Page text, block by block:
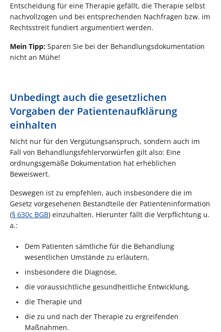
Entscheidung für eine Therapie gefällt, die Therapie selbst
nachvollzogen und bei entsprechenden Nachfragen bzw. im
Rechtsstreit fundiert argumentiert werden.
Mein Tipp: Sparen Sie bei der Behandlungsdokumentation
nicht an Mühe!
Unbedingt auch die gesetzlichen
Vorgaben der Patientenaufklärung
einhalten
Nicht nur für den Vergütungsanspruch, sondern auch im
Fall von Behandlungsfehlervorwürfen gilt also: Eine
ordnungsgemäße Dokumentation hat erheblichen
Beweiswert.
Deswegen ist zu empfehlen, auch insbesondere die im
Gesetz vorgesehenen Bestandteile der Patienteninformation
(§ 630c BGB) einzuhalten. Hierunter fällt die Verpflichtung u.
a.:
Dem Patienten sämtliche für die Behandlung
wesentlichen Umstände zu erläutern,
insbesondere die Diagnose,
die voraussichtliche gesundheitliche Entwicklung,
die Therapie und
die zu und nach der Therapie zu ergreifenden
Maßnahmen.